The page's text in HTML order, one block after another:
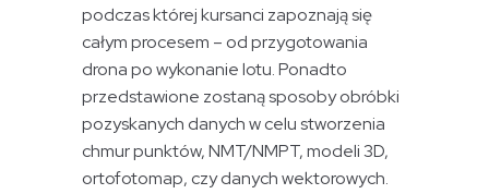
podczas której kursanci zapoznają się
całym procesem – od przygotowania
drona po wykonanie lotu. Ponadto
przedstawione zostaną sposoby obróbki
pozyskanych danych w celu stworzenia
chmur punktów, NMT/NMPT, modeli 3D,
ortofotomap, czy danych wektorowych.